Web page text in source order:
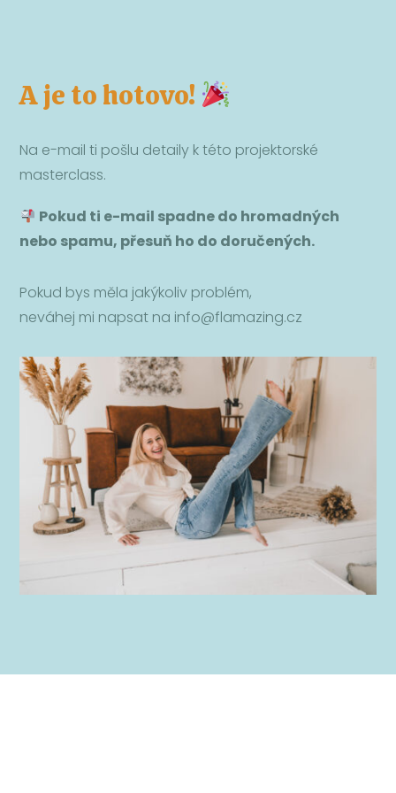
A je to hotovo!
Na e-mail ti pošlu detaily k této projektorské
masterclass.
Pokud ti e-mail spadne do hromadných
nebo spamu, přesuň ho do doručených.
Pokud bys měla jakýkoliv problém,
neváhej mi napsat na info@flamazing.cz